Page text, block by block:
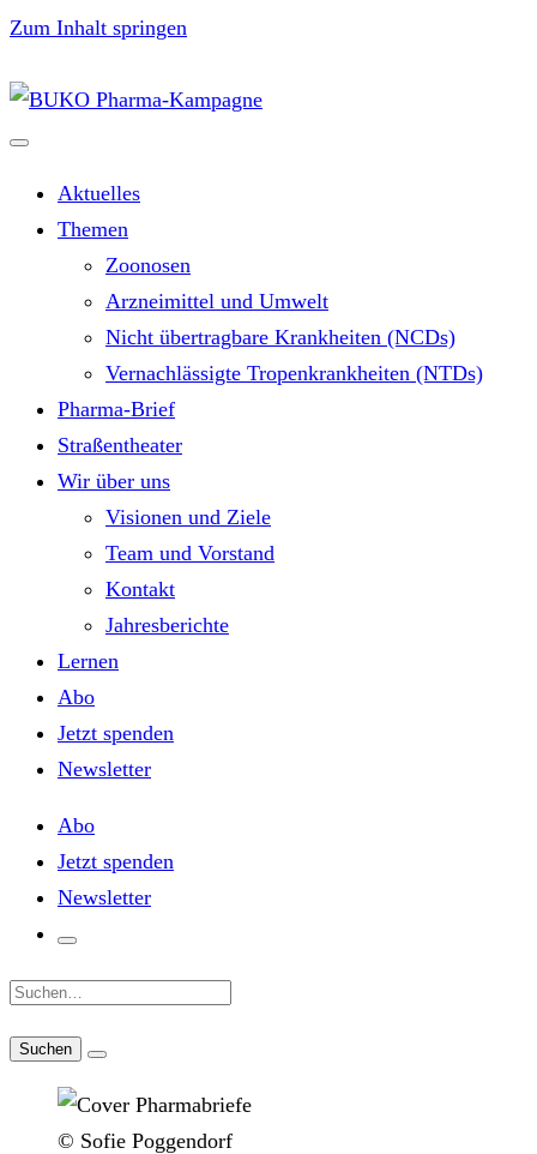
Zum Inhalt springen
Aktuelles
Themen
Zoonosen
Arzneimittel und Umwelt
Nicht übertragbare Krankheiten (NCDs)
Vernachlässigte Tropenkrankheiten (NTDs)
Pharma-Brief
Straßentheater
Wir über uns
Visionen und Ziele
Team und Vorstand
Kontakt
Jahresberichte
Lernen
Abo
Jetzt spenden
Newsletter
Abo
Jetzt spenden
Newsletter
Suche:
© Sofie Poggendorf